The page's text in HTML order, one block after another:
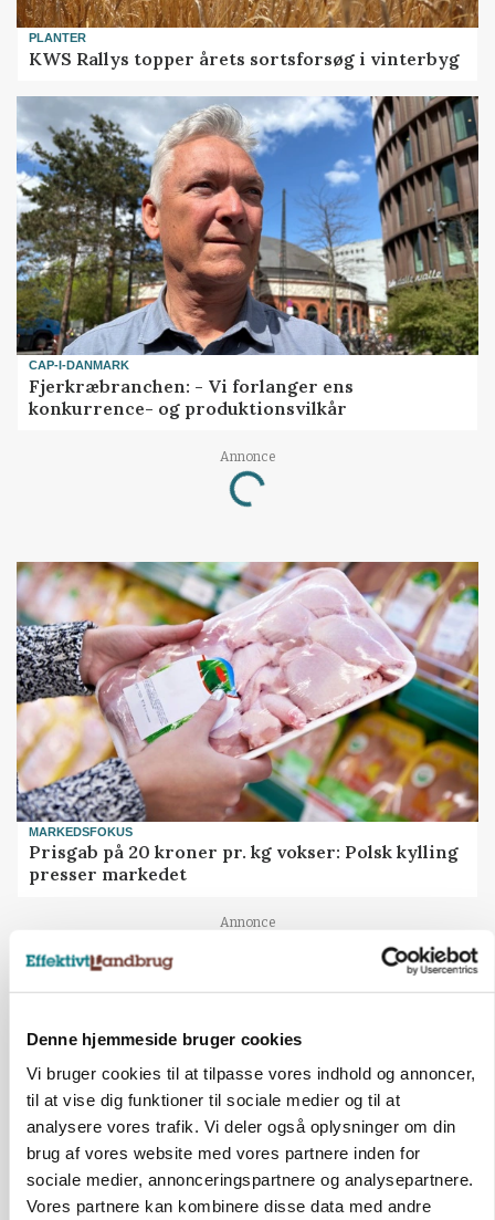
Denne hjemmeside bruger cookies
Vi bruger cookies til at tilpasse vores indhold og annoncer,
til at vise dig funktioner til sociale medier og til at
analysere vores trafik. Vi deler også oplysninger om din
brug af vores website med vores partnere inden for
sociale medier, annonceringspartnere og analysepartnere.
Vores partnere kan kombinere disse data med andre
PLANTER
KWS Rallys topper årets sortsforsøg i vinterbyg
CAP-I-DANMARK
Fjerkræbranchen: - Vi forlanger ens
konkurrence- og produktionsvilkår
Annonce
Loading...
MARKEDSFOKUS
Prisgab på 20 kroner pr. kg vokser: Polsk kylling
presser markedet
Annonce